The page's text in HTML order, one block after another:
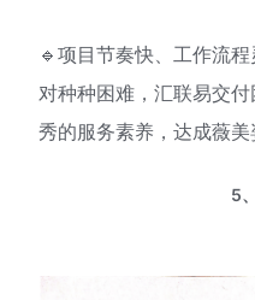
🔹项目节奏快、工作流
对种种困难，汇联易交
秀的服务素养，达成薇
5